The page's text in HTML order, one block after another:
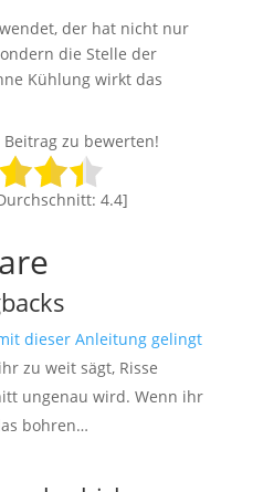
der hat nicht nur
die Stelle der
Kühlung wirkt das
zu bewerten!
4.4]
dieser Anleitung gelingt
zu weit sägt, Risse
ungenau wird. Wenn ihr
bohren…